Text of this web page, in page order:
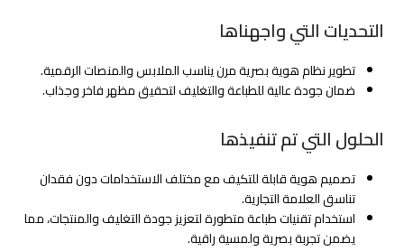
التحديات التي واجهناها
تطوير نظام هوية بصرية مرن يناسب الملابس والمنصات الرقمية.
ضمان جودة عالية للطباعة والتغليف لتحقيق مظهر فاخر وجذاب.
الحلول التي تم تنفيذها
تصميم هوية قابلة للتكيف مع مختلف الاستخدامات دون فقدان
تناسق العلامة التجارية.
استخدام تقنيات طباعة متطورة لتعزيز جودة التغليف والمنتجات، مما
يضمن تجربة بصرية ولمسية راقية.